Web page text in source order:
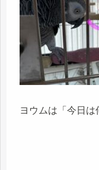
ヨウムは「今日は